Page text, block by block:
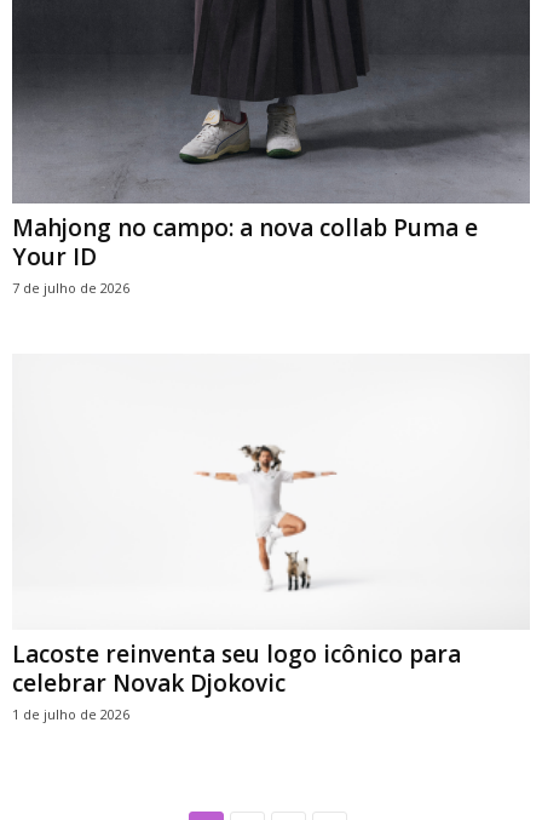
Mahjong no campo: a nova collab Puma e
Your ID
7 de julho de 2026
Lacoste reinventa seu logo icônico para
celebrar Novak Djokovic
1 de julho de 2026